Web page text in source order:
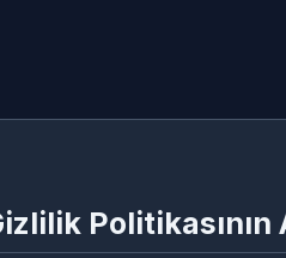
Politikasının